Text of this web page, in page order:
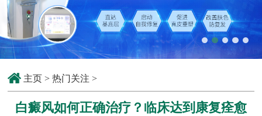
主页 >热门关注 >
白癜风如何正确治疗？临床达到康复痊愈